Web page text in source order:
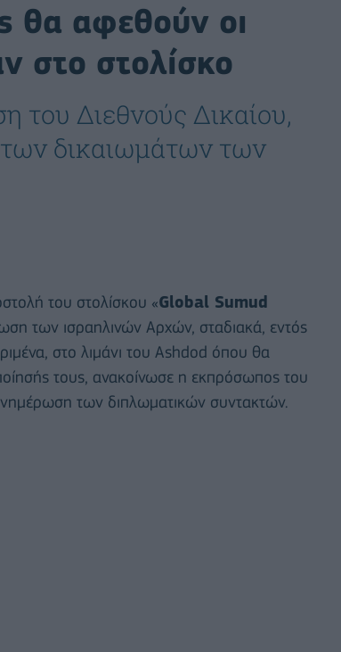
θα αφεθούν οι
στο στολίσκο
του Διεθνούς Δικαίου,
των δικαιωμάτων των
του στολίσκου «Global Sumud
των ισραηλινών Αρχών, σταδιακά, εντός
στο λιμάνι του Ashdod όπου θα
τους, ανακοίνωσε η εκπρόσωπος του
των διπλωματικών συντακτών.